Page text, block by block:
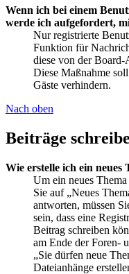
Wenn ich bei einem
werde ich aufgefordert,
Nur registrierte
Funktion für
diese von der
Diese Maßnahme
Gäste verhindern.
Nach oben
Beiträge
Wie erstelle ich ein
Um ein neues
Sie auf „Neues
antworten, müssen
sein, dass eine
Beitrag schreiben
am Ende der Foren-
„Sie dürfen neue
Dateianhänge